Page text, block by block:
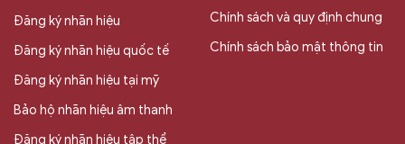
Đăng ký nhãn hiệu
Đăng ký nhãn hiệu quốc tế
Đăng ký nhãn hiệu tại mỹ
Bảo hộ nhãn hiệu âm thanh
Đăng ký nhãn hiệu tập thể
Chính sách và quy định chung
Chính sách bảo mật thông tin